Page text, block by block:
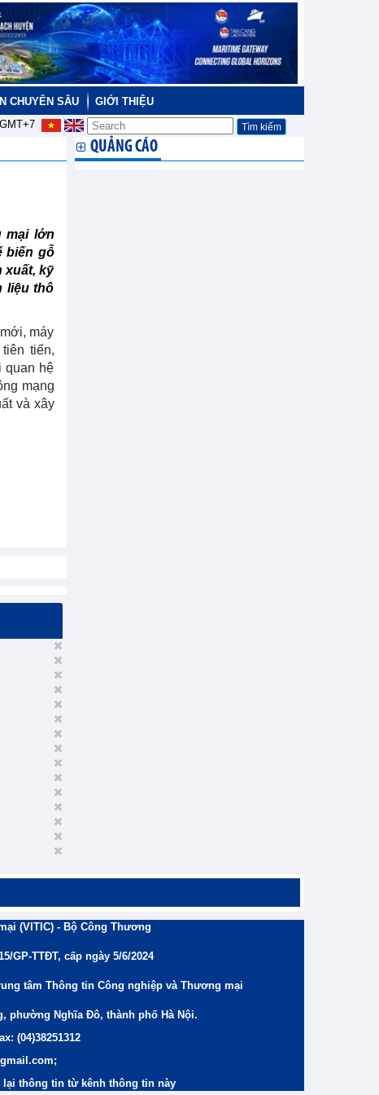
CHUYÊN SÂU
GIỚI THIỆU
mại lớn
biến gỗ
xuất, kỹ
liệu thô
máy
tiến,
quan hệ
mạng
và xây
QUẢNG CÁO
(VITIC) - Bộ Công Thương
GP-TTĐT, cấp ngày 5/6/2024
tâm Thông tin Công nghiệp và Thương mại
phường Nghĩa Đô, thành phố Hà Nội.
(04)38251312
thông tin từ kênh thông tin này